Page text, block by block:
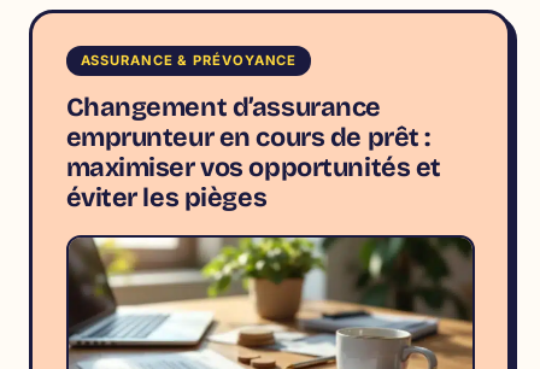
ASSURANCE & PRÉVOYANCE
Changement d’assurance
emprunteur en cours de prêt :
maximiser vos opportunités et
éviter les pièges